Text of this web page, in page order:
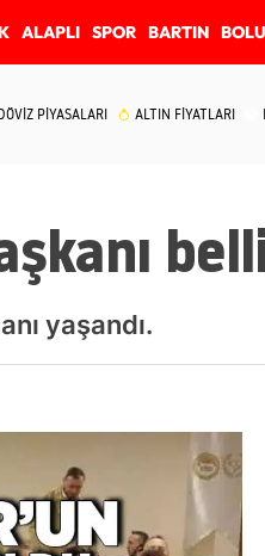
ALAPLI SPOR BARTIN BOLU
PİYASALARI ALTIN FİYATLARI
yaşandı.